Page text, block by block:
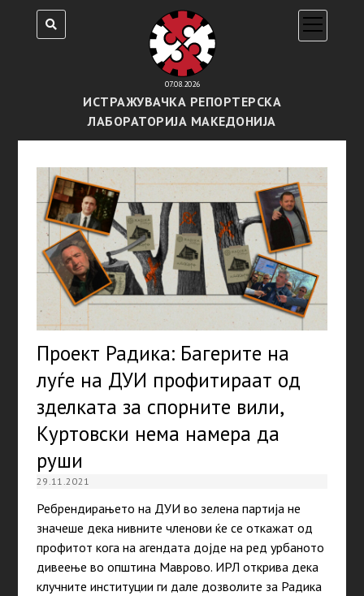
07.08.2026
ИСТРАЖУВАЧКА РЕПОРТЕРСКА
ЛАБОРАТОРИЈА МАКЕДОНИЈА
open
menu
Проект Радика: Багерите на
луѓе на ДУИ профитираат од
зделката за спорните вили,
Куртовски нема намера да
руши
29.11.2021
Ребрендирањето на ДУИ во зелена партија не
значеше дека нивните членови ќе се откажат од
профитот кога на агендата дојде на ред урбаното
дивеење во општина Маврово. ИРЛ открива дека
клучните институции ги дале дозволите за Радика